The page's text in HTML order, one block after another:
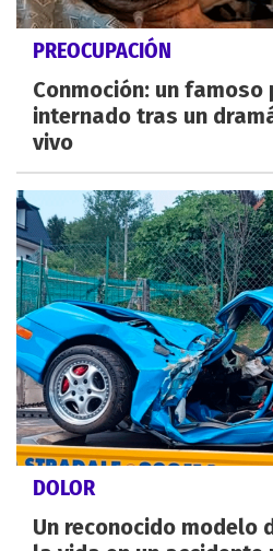
PREOCUPACIÓN
Conmoción: un
internado tras un
vivo
DOLOR
Un reconocido modelo